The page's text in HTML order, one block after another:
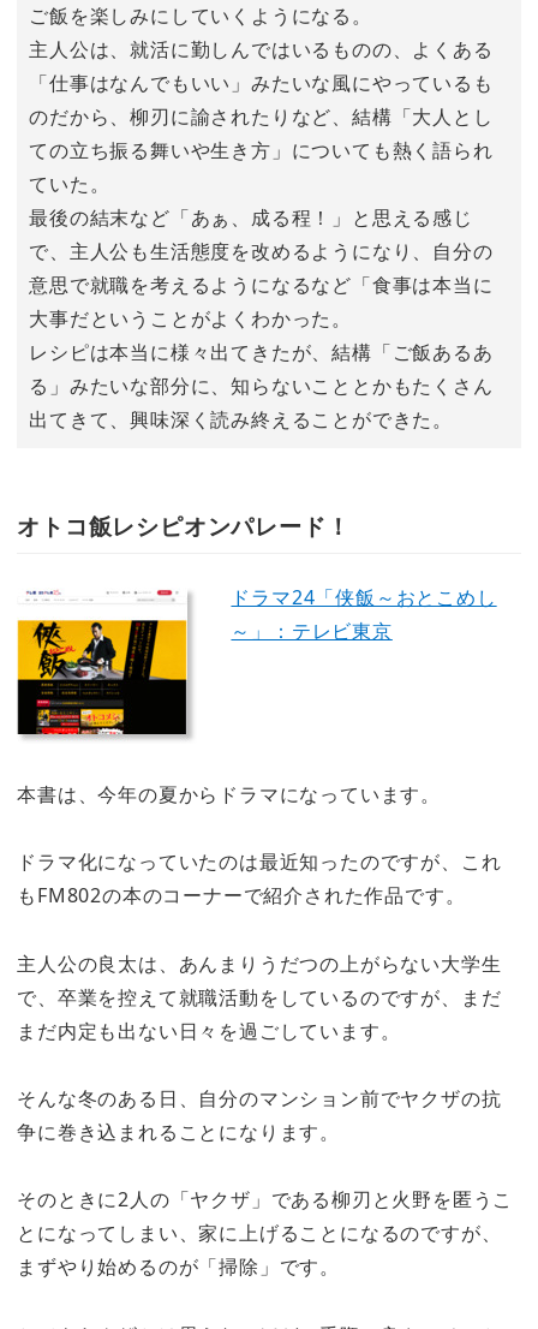
ご飯を楽しみにしていくようになる。
主人公は、就活に勤しんではいるものの、よくある
「仕事はなんでもいい」みたいな風にやっているも
のだから、柳刃に諭されたりなど、結構「大人とし
ての立ち振る舞いや生き方」についても熱く語られ
ていた。
最後の結末など「あぁ、成る程！」と思える感じ
で、主人公も生活態度を改めるようになり、自分の
意思で就職を考えるようになるなど「食事は本当に
大事だということがよくわかった。
レシピは本当に様々出てきたが、結構「ご飯あるあ
る」みたいな部分に、知らないこととかもたくさん
出てきて、興味深く読み終えることができた。
オトコ飯レシピオンパレード！
ドラマ24「侠飯～おとこめし
～」：テレビ東京
本書は、今年の夏からドラマになっています。
ドラマ化になっていたのは最近知ったのですが、これ
もFM802の本のコーナーで紹介された作品です。
主人公の良太は、あんまりうだつの上がらない大学生
で、卒業を控えて就職活動をしているのですが、まだ
まだ内定も出ない日々を過ごしています。
そんな冬のある日、自分のマンション前でヤクザの抗
争に巻き込まれることになります。
そのときに2人の「ヤクザ」である柳刃と火野を匿うこ
とになってしまい、家に上げることになるのですが、
まずやり始めるのが「掃除」です。